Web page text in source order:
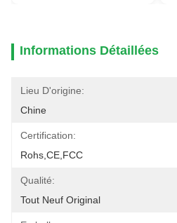
Informations Détaillées
Lieu D'origine:
Chine
Certification:
Rohs,CE,FCC
Qualité:
Tout Neuf Original